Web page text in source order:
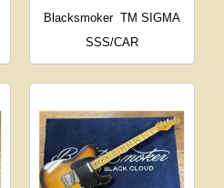
Blacksmoker TM SIGMA
SSS/CAR